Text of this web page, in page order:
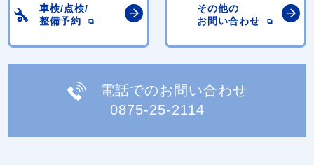
車検/点検/
整備予約
その他の
お問い合わせ
電話でのお問い合わせ
0875-25-2114